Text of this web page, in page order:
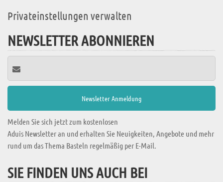
Privateinstellungen verwalten
NEWSLETTER ABONNIEREN
Melden Sie sich jetzt zum kostenlosen
Aduis Newsletter an und erhalten Sie Neuigkeiten, Angebote und mehr
rund um das Thema Basteln regelmäßig per E-Mail.
SIE FINDEN UNS AUCH BEI